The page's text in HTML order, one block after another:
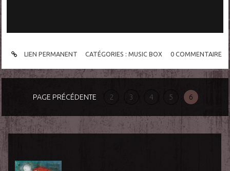
LIEN PERMANENT CATÉGORIES :MUSIC BOX 0 COMMENTAIRE
PAGE PRÉCÉDENTE 2 3 4 5 6